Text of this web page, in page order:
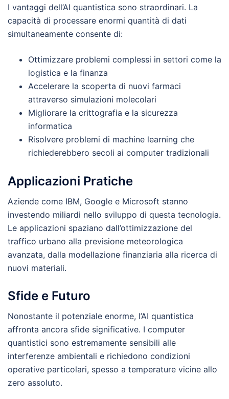
I vantaggi dell’AI quantistica sono straordinari. La
capacità di processare enormi quantità di dati
simultaneamente consente di:
Ottimizzare problemi complessi in settori come la
logistica e la finanza
Accelerare la scoperta di nuovi farmaci
attraverso simulazioni molecolari
Migliorare la crittografia e la sicurezza
informatica
Risolvere problemi di machine learning che
richiederebbero secoli ai computer tradizionali
Applicazioni Pratiche
Aziende come IBM, Google e Microsoft stanno
investendo miliardi nello sviluppo di questa tecnologia.
Le applicazioni spaziano dall’ottimizzazione del
traffico urbano alla previsione meteorologica
avanzata, dalla modellazione finanziaria alla ricerca di
nuovi materiali.
Sfide e Futuro
Nonostante il potenziale enorme, l’AI quantistica
affronta ancora sfide significative. I computer
quantistici sono estremamente sensibili alle
interferenze ambientali e richiedono condizioni
operative particolari, spesso a temperature vicine allo
zero assoluto.